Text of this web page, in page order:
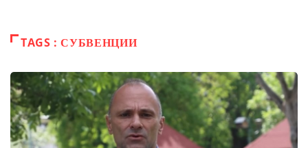
TAGS : СУБВЕНЦИИ